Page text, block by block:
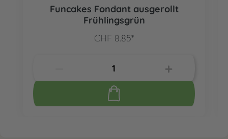
Funcakes Fondant ausgerollt
Frühlingsgrün
CHF 8.85*